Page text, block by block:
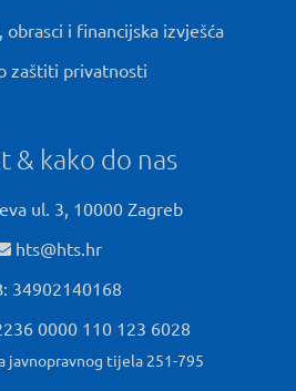
i financijska izvješća
zaštiti privatnosti
& kako do nas
ul. 3, 10000 Zagreb
hts@hts.hr
34902140168
0000 110 123 6028
javnopravnog tijela 251-795